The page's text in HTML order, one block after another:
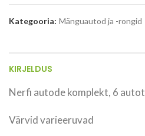
Kategooria: Mänguautod ja -rongid
KIRJELDUS
Nerfi autode komplekt, 6 autot
Värvid varieeruvad